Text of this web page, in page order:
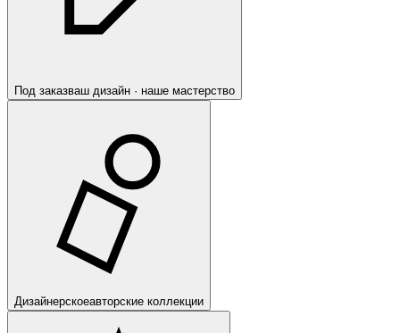
Под заказваш дизайн · наше мастерство
Дизайнерскоеавторские коллекции